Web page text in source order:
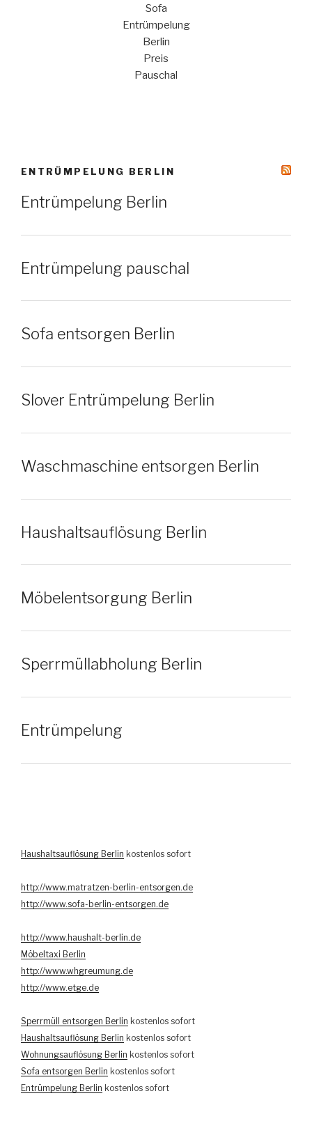
Sofa
Entrümpelung
Berlin
Preis
Pauschal
ENTRÜMPELUNG BERLIN
Entrümpelung Berlin
Entrümpelung pauschal
Sofa entsorgen Berlin
Slover Entrümpelung Berlin
Waschmaschine entsorgen Berlin
Haushaltsauflösung Berlin
Möbelentsorgung Berlin
Sperrmüllabholung Berlin
Entrümpelung
Haushaltsauflösung Berlin kostenlos sofort
http://www.matratzen-berlin-entsorgen.de
http://www.sofa-berlin-entsorgen.de
http://www.haushalt-berlin.de
Möbeltaxi Berlin
http://www.whgreumung.de
http://www.etge.de
Sperrmüll entsorgen Berlin kostenlos sofort
Haushaltsauflösung Berlin kostenlos sofort
Wohnungsauflösung Berlin kostenlos sofort
Sofa entsorgen Berlin kostenlos sofort
Entrümpelung Berlin kostenlos sofort